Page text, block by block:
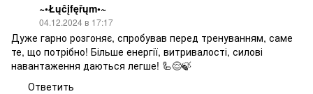
~•Łųĉįfęřųm•~
04.12.2024 в 17:17
Дуже гарно розгоняє, спробував перед тренуванням, саме
те, що потрібно! Більше енергії, витривалості, силові
навантаження даються легше! 🦾😌🍃
Ответить